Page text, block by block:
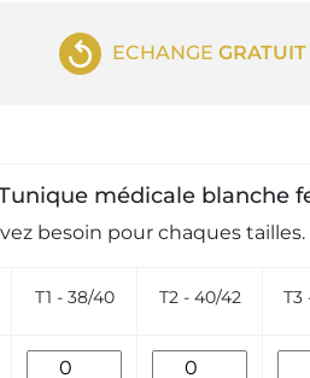
ECHANGEGRATUIT
médicale blanche
besoin pour chaques tailles.
T1 - 38/40 T2 - 40/42 T3